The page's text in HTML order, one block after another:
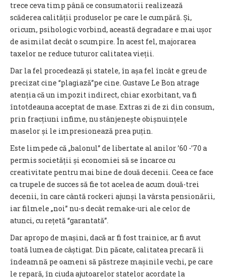
trece ceva timp până ce consumatorii realizează
scăderea calității produselor pe care le cumpără. Și,
oricum, psihologic vorbind, această degradare e mai ușor
de asimilat decât o scumpire. În acest fel, majorarea
taxelor ne reduce tuturor calitatea vieții.
Dar la fel procedează și statele, în așa fel încât e greu de
precizat cine “plagiază”pe cine. Gustave Le Bon atrage
atenția că un impozit indirect, chiar exorbitant, va fi
întotdeauna acceptat de mase. Extras zi de zi din consum,
prin fracțiuni infime, nu stânjenește obișnuințele
maselor și le impresionează prea puțin.
Este limpede că „balonul” de libertate al anilor ’60 -’70 a
permis societății și economiei să se încarce cu
creativitate pentru mai bine de două decenii. Ceea ce face
ca trupele de succes să fie tot acelea de acum două-trei
decenii, în care cântă rockeri ajunși la vârsta pensionării,
iar filmele „noi” nu-s decât remake-uri ale celor de
atunci, cu rețetă “garantată”.
Dar apropo de mașini, dacă ar fi fost trainice, ar fi avut
toată lumea de câștigat. Din păcate, calitatea precară îi
îndeamnă pe oameni să păstreze mașinile vechi, pe care
le repară, în ciuda ajutoarelor statelor acordate la